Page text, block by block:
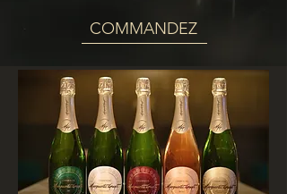
COMMANDEZ